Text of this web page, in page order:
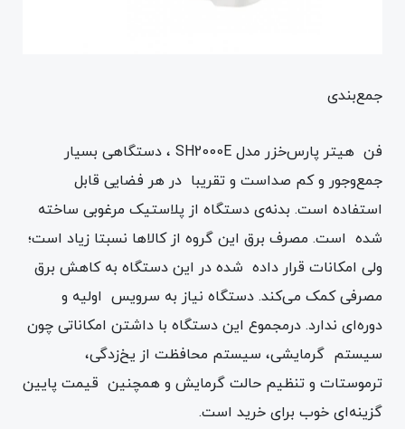
جمع‌بندی
فن هیتر پارس‌خزر مدل SH2000E ، دستگاهی بسیار
جمع‌و‌جور و کم صداست و تقریبا در هر فضایی قابل
استفاده است. بدنه‌ی دستگاه از پلاستیک مرغوبی ساخته
شده است. مصرف برق این گروه از کالاها نسبتا زیاد است؛
ولی امکانات قرار داده شده در این دستگاه به کاهش برق
مصرفی کمک می‌کند. دستگاه نیاز به سرویس اولیه و
دوره‌ای ندارد. درمجموع این دستگاه با داشتن امکاناتی چون
سیستم گرمایشی، سیستم محافظت از یخ‌زدگی،
ترموستات و تنظیم حالت گرمایش و همچنین قیمت پایین
گزینه‌ا‌ی خوب برای خرید است.